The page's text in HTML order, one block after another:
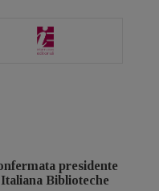
presidente
Biblioteche